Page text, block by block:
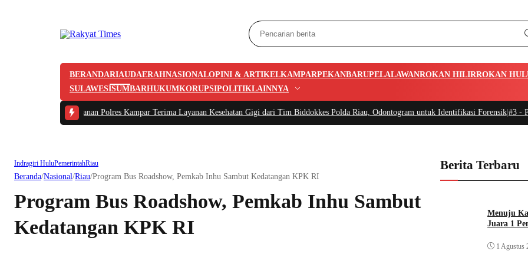
BERANDARIAUDAERAHNASIONALOPINI & ARTIKELKAMPARPEKANBARUPELALAWANROKAN HILIRROKAN
SULAWESISUMBARHUKUMKORUPSIPOLITIKLAINNYA
101 Tahanan Polres Kampar Terima Layanan Kesehatan Gigi dari Tim Biddokkes Polda Riau, Odontogram untuk Identifikasi Forensik|#3 -Pemkab
Indragiri HuluPemerintahRiau
Beranda/Nasional/Riau/Program Bus Roadshow, Pemkab Inhu Sambut Kedatangan KPK RI
Program Bus Roadshow, Pemkab Inhu Sambut
Kedatangan KPK RI
Berita Terbaru
Menuju
Juara 1
1 Agustus